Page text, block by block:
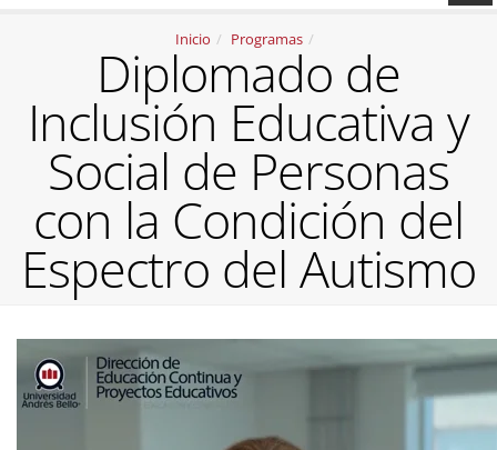
Inicio Programas
Diplomado de
Inclusión Educativa y
Social de Personas
con la Condición del
Espectro del Autismo